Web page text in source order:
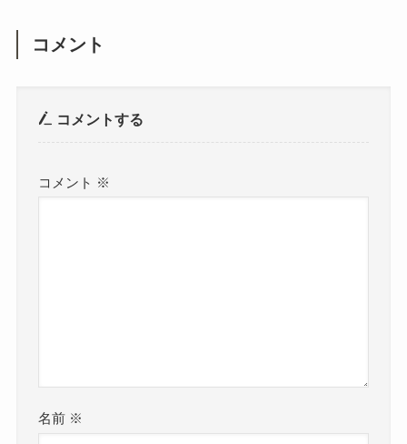
コメント
コメントする
コメント ※
名前 ※